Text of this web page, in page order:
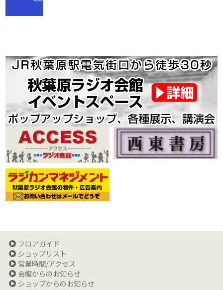
フロアガイド
ショップリスト
営業時間/アクセス
会館からのお知らせ
ショップからのお知らせ